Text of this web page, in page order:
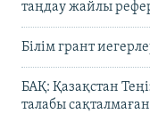
таңдау жайлы
Білім грант
БАҚ: Қазақстан
талабы